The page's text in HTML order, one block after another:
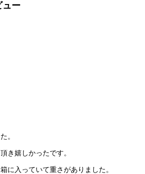
ュー
。
き嬉しかったです。
に入っていて重さがありました。